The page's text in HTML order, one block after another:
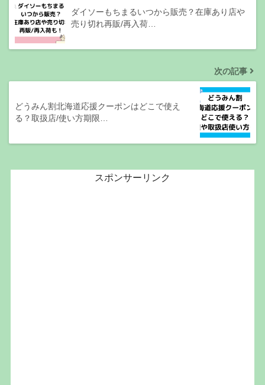
ダイソーもちまるいつから販売？在庫あり店や
売り切れ再販/再入荷…
次の記事
どうみん割北海道応援クーポンはどこで使え
る？取扱店/使い方期限…
スポンサーリンク